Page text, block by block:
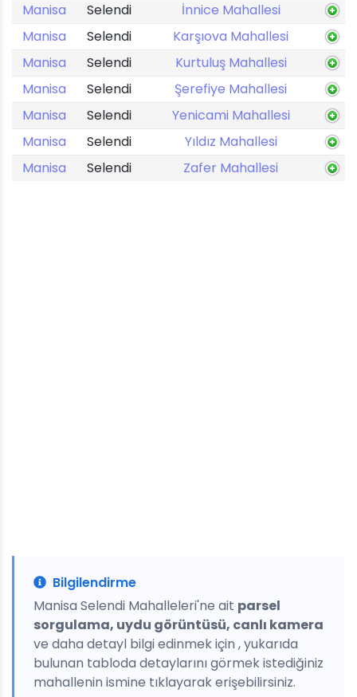
Manisa
Selendi
İnnice Mahallesi
Manisa
Selendi
Karşıova Mahallesi
Manisa
Selendi
Kurtuluş Mahallesi
Manisa
Selendi
Şerefiye Mahallesi
Manisa
Selendi
Yenicami Mahallesi
Manisa
Selendi
Yıldız Mahallesi
Manisa
Selendi Zafer Mahallesi
Bilgilendirme
Manisa Selendi Mahalleleri'ne ait parsel
sorgulama, uydu görüntüsü, canlı kamera
ve daha detayl bilgi edinmek için , yukarıda
bulunan tabloda detaylarını görmek istediğiniz
mahallenin ismine tıklayarak erişebilirsiniz.